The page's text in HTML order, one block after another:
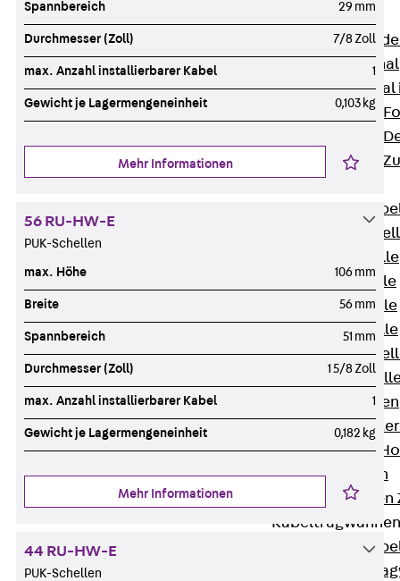
Bodenkanäle
Zurück
BK Bodenkanal
KLK
Bodenkanal-
Bodenkanal-
Bodenkanal-
AC
H Kabelschelle
S Kabelschelle
B Kabelschelle
U Kabelschelle
RU
W
HK Kabelhaken
KH Kabelhalter
Hohlleiter-/
Kabelwannen
Kabelschellen
KTW
Spannbereich 29 mm
Durchmesser (Zoll) 7/8 Zoll
max. Anzahl installierbarer Kabel 1
Gewicht je Lagermengeneinheit 0,103 kg
Mehr Informationen
56 RU-HW-E
PUK-Schellen
max. Höhe 106 mm
Breite 56 mm
Spannbereich 51 mm
Durchmesser (Zoll) 1 5/8 Zoll
max. Anzahl installierbarer Kabel 1
Gewicht je Lagermengeneinheit 0,182 kg
Mehr Informationen
44 RU-HW-E
PUK-Schellen